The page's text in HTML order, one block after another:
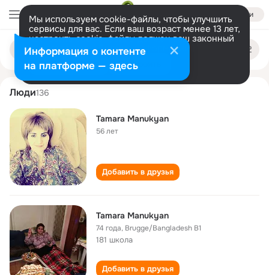
Войти
Мы используем cookie-файлы, чтобы улучшить
сервисы для вас. Если ваш возраст менее 13 лет,
настроить cookie-файлы должен ваш законный
представитель. Больше информации
Разрешить все Настроить
Поиск
людям
tamara manukyan
Люди136
Tamara Manukyan
56 лет
Добавить в друзья
Tamara Manukyan
74 года, Brugge/Bangladesh B1
181 школа
Добавить в друзья
Информация о контенте
на платформе — здесь